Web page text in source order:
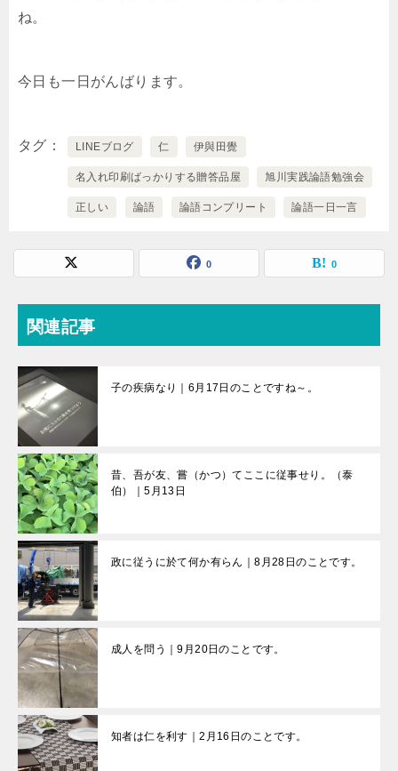
ね。
今日も一日がんばります。
タグ LINEブログ 仁 伊與田覺
名入れ印刷ばっかりする贈答品屋 旭川実践論語勉強会
正しい 論語 論語コンプリート 論語一日一言
0 0
関連記事
子の疾病なり｜6月17日のことですね～。
昔、吾が友、嘗（かつ）てここに従事せり。（泰
伯）｜5月13日
政に従うに於て何か有らん｜8月28日のことです。
成人を問う｜9月20日のことです。
知者は仁を利す｜2月16日のことです。